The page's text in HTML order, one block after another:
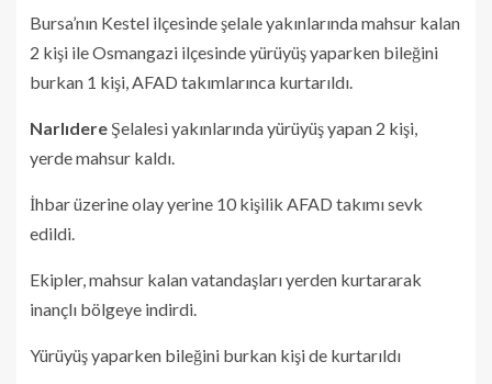
Bursa’nın Kestel ilçesinde şelale yakınlarında mahsur kalan
2 kişi ile Osmangazi ilçesinde yürüyüş yaparken bileğini
burkan 1 kişi, AFAD takımlarınca kurtarıldı.
Narlıdere Şelalesi yakınlarında yürüyüş yapan 2 kişi,
yerde mahsur kaldı.
İhbar üzerine olay yerine 10 kişilik AFAD takımı sevk
edildi.
Ekipler, mahsur kalan vatandaşları yerden kurtararak
inançlı bölgeye indirdi.
Yürüyüş yaparken bileğini burkan kişi de kurtarıldı